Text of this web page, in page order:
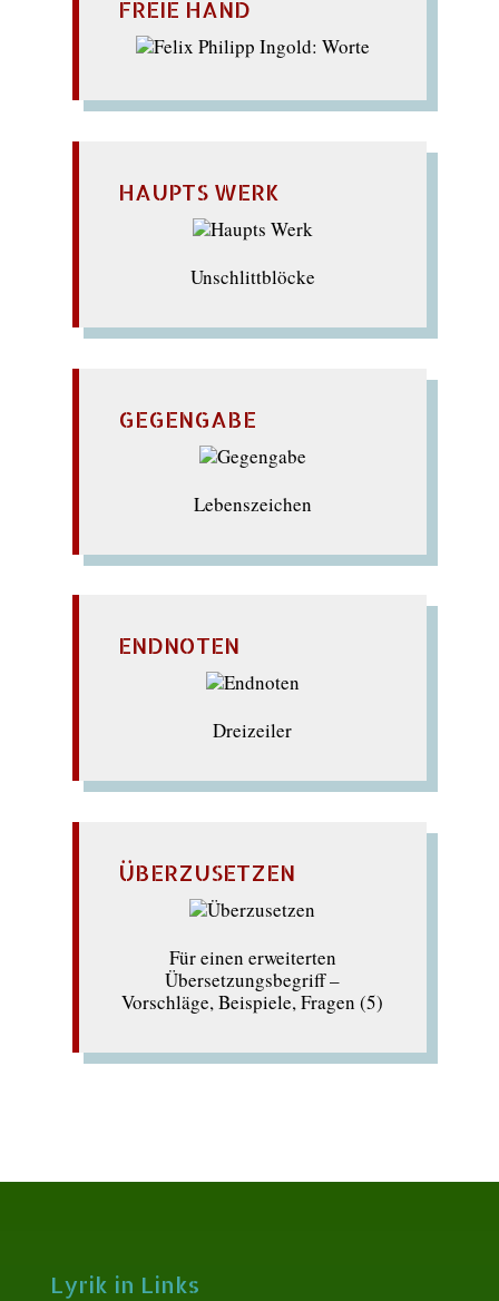
FREIE HAND
HAUPTS WERK
Unschlittblöcke
GEGENGABE
Lebenszeichen
ENDNOTEN
Dreizeiler
ÜBERZUSETZEN
Für einen erweiterten
Übersetzungsbegriff –
Vorschläge, Beispiele, Fragen (5)
Lyrik in Links